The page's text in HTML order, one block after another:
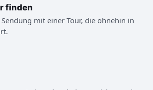
finden
mit einer Tour, die ohnehin in